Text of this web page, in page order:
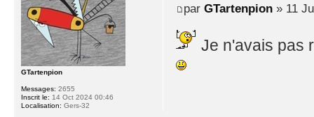
par GTartenpion» 11
Je n'avais pas
GTartenpion
Messages: 2655
Inscrit le: 14 Oct 2024 00:46
Localisation: Gers-32